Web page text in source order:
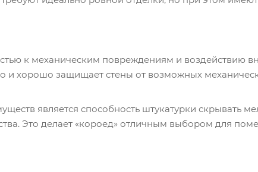
к механическим повреждениям и воздействию
и хорошо защищает стены от возможных
является способность штукатурки скрывать
Это делает «короед» отличным выбором для